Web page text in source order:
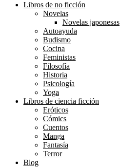
Libros de no ficción
Novelas
Novelas japonesas
Autoayuda
Budismo
Cocina
Feministas
Filosofía
Historia
Psicología
Yoga
Libros de ciencia ficción
Eróticos
Cómics
Cuentos
Manga
Fantasía
Terror
Blog